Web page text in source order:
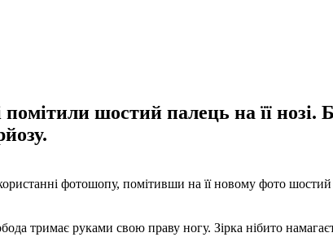
шостий палець на її нозі.
фотошопу, помітивши на її новому фото шостий
тримає руками свою праву ногу. Зірка нібито